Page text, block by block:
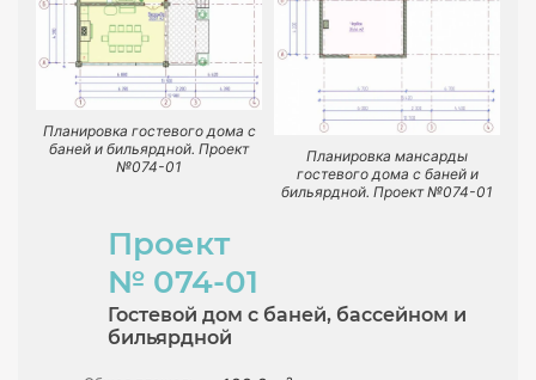
Планировка гостевого дома с
баней и бильярдной. Проект
№074-01
Планировка мансарды
гостевого дома с баней и
бильярдной. Проект №074-01
Проект
№ 074-01
Гостевой дом с баней, бассейном и
бильярдной